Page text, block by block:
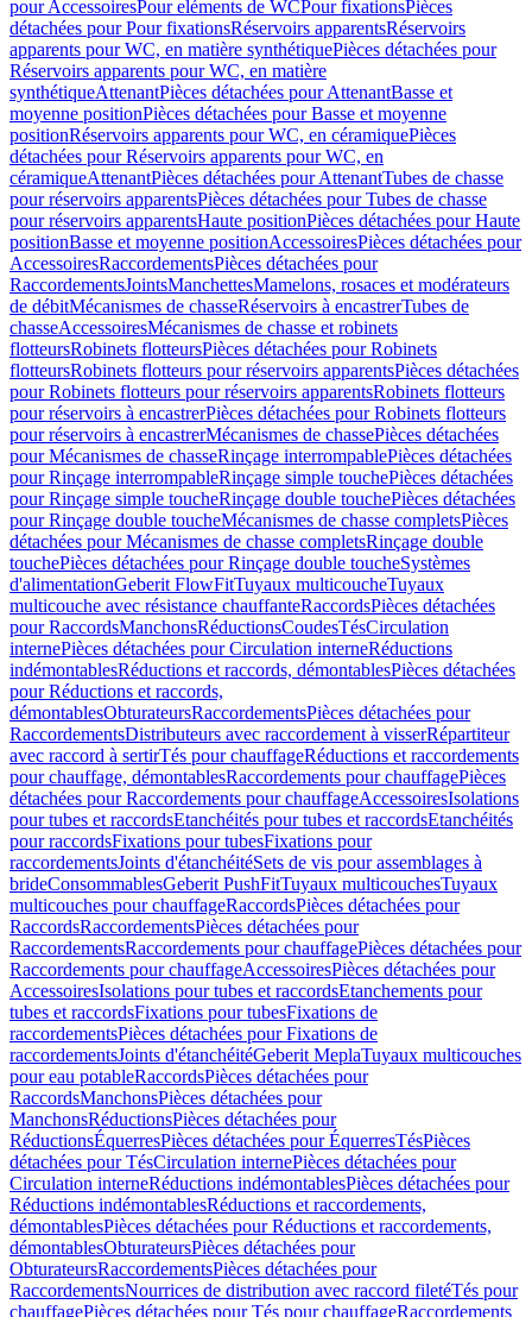
pour AccessoiresPour eléments de WCPour fixationsPièces
détachées pour Pour fixationsRéservoirs apparentsRéservoirs
apparents pour WC, en matière synthétiquePièces détachées pour
Réservoirs apparents pour WC, en matière
synthétiqueAttenantPièces détachées pour AttenantBasse et
moyenne positionPièces détachées pour Basse et moyenne
positionRéservoirs apparents pour WC, en céramiquePièces
détachées pour Réservoirs apparents pour WC, en
céramiqueAttenantPièces détachées pour AttenantTubes de chasse
pour réservoirs apparentsPièces détachées pour Tubes de chasse
pour réservoirs apparentsHaute positionPièces détachées pour Haute
positionBasse et moyenne positionAccessoiresPièces détachées pour
AccessoiresRaccordementsPièces détachées pour
RaccordementsJointsManchettesMamelons, rosaces et modérateurs
de débitMécanismes de chasseRéservoirs à encastrerTubes de
chasseAccessoiresMécanismes de chasse et robinets
flotteursRobinets flotteursPièces détachées pour Robinets
flotteursRobinets flotteurs pour réservoirs apparentsPièces détachées
pour Robinets flotteurs pour réservoirs apparentsRobinets flotteurs
pour réservoirs à encastrerPièces détachées pour Robinets flotteurs
pour réservoirs à encastrerMécanismes de chassePièces détachées
pour Mécanismes de chasseRinçage interrompablePièces détachées
pour Rinçage interrompableRinçage simple touchePièces détachées
pour Rinçage simple toucheRinçage double touchePièces détachées
pour Rinçage double toucheMécanismes de chasse completsPièces
détachées pour Mécanismes de chasse completsRinçage double
touchePièces détachées pour Rinçage double toucheSystèmes
d'alimentationGeberit FlowFitTuyaux multicoucheTuyaux
multicouche avec résistance chauffanteRaccordsPièces détachées
pour RaccordsManchonsRéductionsCoudesTésCirculation
internePièces détachées pour Circulation interneRéductions
indémontablesRéductions et raccords, démontablesPièces détachées
pour Réductions et raccords,
démontablesObturateursRaccordementsPièces détachées pour
RaccordementsDistributeurs avec raccordement à visserRépartiteur
avec raccord à sertirTés pour chauffageRéductions et raccordements
pour chauffage, démontablesRaccordements pour chauffagePièces
détachées pour Raccordements pour chauffageAccessoiresIsolations
pour tubes et raccordsEtanchéités pour tubes et raccordsEtanchéités
pour raccordsFixations pour tubesFixations pour
raccordementsJoints d'étanchéitéSets de vis pour assemblages à
brideConsommablesGeberit PushFitTuyaux multicouchesTuyaux
multicouches pour chauffageRaccordsPièces détachées pour
RaccordsRaccordementsPièces détachées pour
RaccordementsRaccordements pour chauffagePièces détachées pour
Raccordements pour chauffageAccessoiresPièces détachées pour
AccessoiresIsolations pour tubes et raccordsEtanchements pour
tubes et raccordsFixations pour tubesFixations de
raccordementsPièces détachées pour Fixations de
raccordementsJoints d'étanchéitéGeberit MeplaTuyaux multicouches
pour eau potableRaccordsPièces détachées pour
RaccordsManchonsPièces détachées pour
ManchonsRéductionsPièces détachées pour
RéductionsÉquerresPièces détachées pour ÉquerresTésPièces
détachées pour TésCirculation internePièces détachées pour
Circulation interneRéductions indémontablesPièces détachées pour
Réductions indémontablesRéductions et raccordements,
démontablesPièces détachées pour Réductions et raccordements,
démontablesObturateursPièces détachées pour
ObturateursRaccordementsPièces détachées pour
RaccordementsNourrices de distribution avec raccord filetéTés pour
chauffagePièces détachées pour Tés pour chauffageRaccordements